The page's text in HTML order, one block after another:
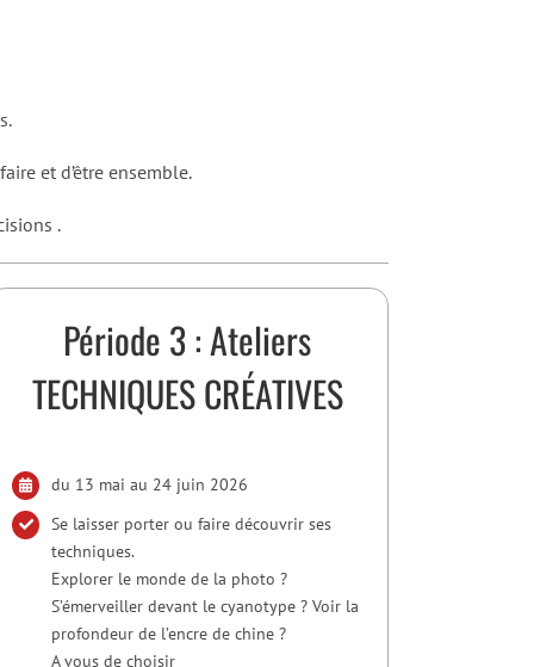
et d’être ensemble.
.
Période 3 : Ateliers
TECHNIQUES CRÉATIVES
du 13 mai au 24 juin 2026
Se laisser porter ou faire découvrir ses
techniques.
Explorer le monde de la photo ?
S’émerveiller devant le cyanotype ? Voir la
profondeur de l’encre de chine ?
A vous de choisir